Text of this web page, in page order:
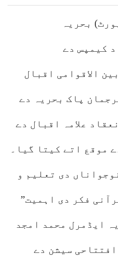
بحریہ
کیمپس دے
الاقوامی اقبال
پاک بحریہ دے
علامہ اقبال دے
دے موقع اتے کیتا گیا۔
دی تعلیم و
فکر دی اہمیت”
ایڈمرل محمد امجد
سیشن دے